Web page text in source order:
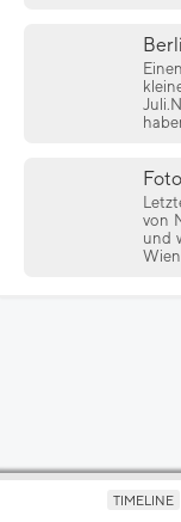
von
und
TIMELINE